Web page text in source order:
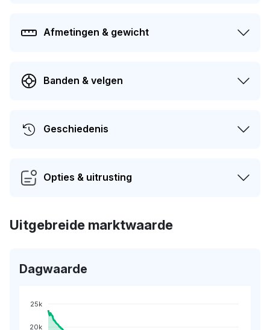
Afmetingen & gewicht
Banden & velgen
Geschiedenis
Opties & uitrusting
Uitgebreide marktwaarde
Dagwaarde
25k
20k